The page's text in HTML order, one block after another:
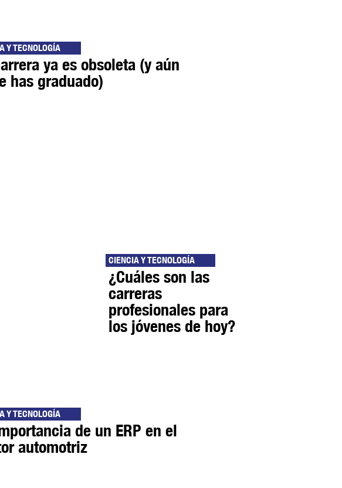
Y TECNOLOGÍA
ya es obsoleta (y aún
has graduado)
CIENCIA Y TECNOLOGÍA
¿Cuáles son las
carreras
profesionales para
los jóvenes de hoy?
Y TECNOLOGÍA
de un ERP en el
automotriz